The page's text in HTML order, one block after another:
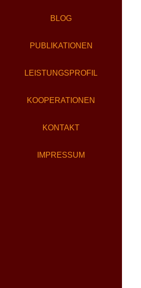
BLOG
PUBLIKATIONEN
LEISTUNGSPROFIL
KOOPERATIONEN
KONTAKT
IMPRESSUM